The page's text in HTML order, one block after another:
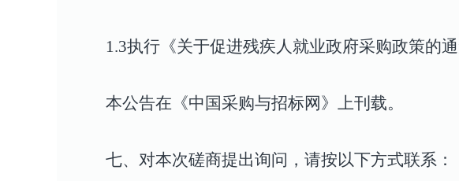
1.3执行《关于促进残疾人就业政府采购政策的通
本公告在《中国采购与招标网》上刊载。
七、对本次磋商提出询问，请按以下方式联系 ：